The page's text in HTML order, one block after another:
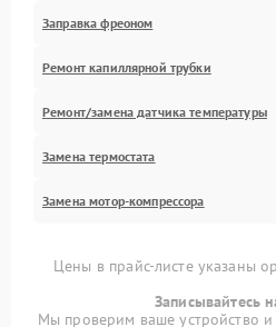
Заправка фреоном
Ремонт капиллярной трубки
Ремонт/замена датчика температуры
Замена термостата
Замена мотор-компрессора
Цены в прайс-листе указаны
Записывайтесь
Мы проверим ваше устройство